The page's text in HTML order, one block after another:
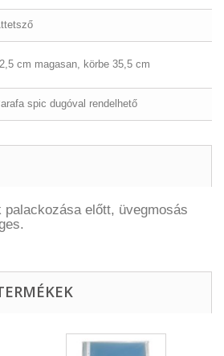
cm magasan, körbe 35,5 cm
spic dugóval rendelhető
palackozása előtt, üvegmosás